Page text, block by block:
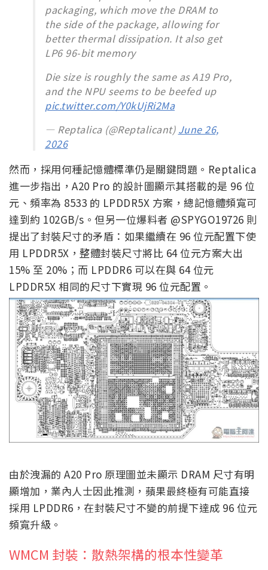
搭載 A7 晶片以來，蘋果每一代高階 iPhone 晶片都維
持著 64 位元記憶體匯流排的設計，從未改變過。
iPhone 18 Pro or (Prm) motherboard
A20 Pro chip now adopt WMCM
packaging, which move the DRAM to
better thermal dissipation. It also get
LP6 96-bit memory
Die size is roughly the same as A19 Pro,
and the NPU seems to be beefed up
pic.twitter.com/Y0kUjRi2Ma
— Reptalica (@Reptalicant)June 26,
2026
然而，採用何種記憶體標準仍是關鍵問題。Reptalica
進一步指出，A20 Pro 的設計圖顯示其搭載的是 96 位
元、頻率為 8533 的 LPDDR5X 方案，總記憶體頻寬可
達到約 102GB/s。但另一位爆料者 @SPYGO19726 則
提出了封裝尺寸的矛盾：如果繼續在 96 位元配置下使
用 LPDDR5X，整體封裝尺寸將比 64 位元方案大出
15% 至 20%；而 LPDDR6 可以在與 64 位元
LPDDR5X 相同的尺寸下實現 96 位元配置。